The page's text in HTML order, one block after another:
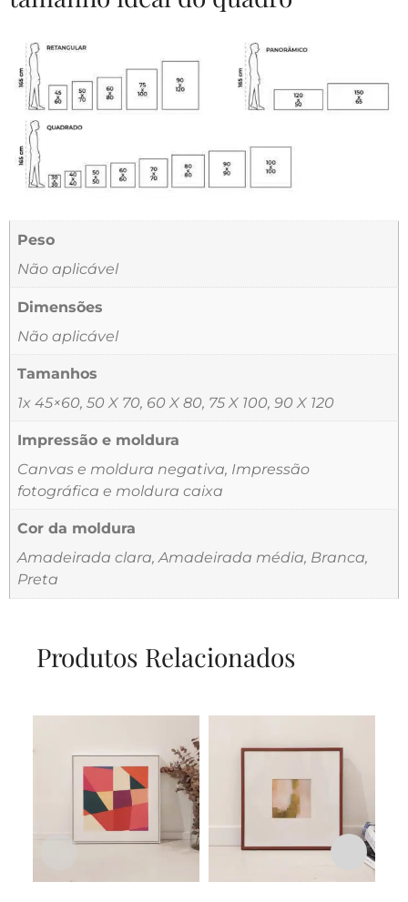
Peso
Não aplicável
Dimensões
Não aplicável
Tamanhos
1x 45×60, 50 X 70, 60 X 80, 75 X 100, 90 X 120
Impressão e moldura
Canvas e moldura negativa, Impressão
fotográfica e moldura caixa
Cor da moldura
Amadeirada clara, Amadeirada média, Branca,
Preta
Produtos Relacionados